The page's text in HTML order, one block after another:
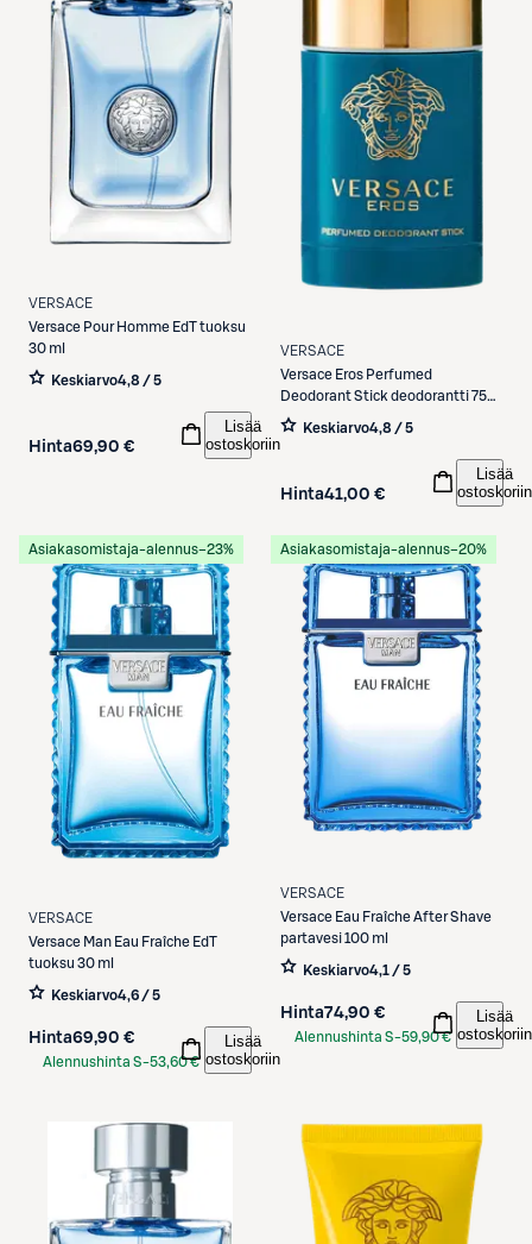
VERSACE
Versace Pour Homme EdT tuoksu
30 ml
Keskiarvo4,8 / 5
Hinta69,90 €
Lisää
ostoskoriin
VERSACE
Versace Eros Perfumed
Deodorant Stick deodorantti 75
ml
Keskiarvo4,8 / 5
Hinta41,00 €
Lisää
ostoskoriin
Asiakasomistaja-alennus−23%
VERSACE
Versace Man Eau Fraîche EdT
tuoksu 30 ml
Keskiarvo4,6 / 5
Hinta69,90 €
Alennushinta S-53,60 €
Lisää
ostoskoriin
Asiakasomistaja-alennus−20%
VERSACE
Versace Eau Fraîche After Shave
partavesi 100 ml
Keskiarvo4,1 / 5
Hinta74,90 €
Alennushinta S-59,90 €
Lisää
ostoskoriin